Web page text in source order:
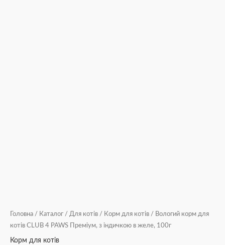
Головна / Каталог / Для котів / Корм для котів / Вологий корм для
котів CLUB 4 PAWS Преміум, з індичкою в желе, 100г
Корм для котів